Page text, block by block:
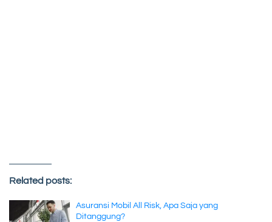
Related posts:
Asuransi Mobil All Risk, Apa Saja yang
Ditanggung?